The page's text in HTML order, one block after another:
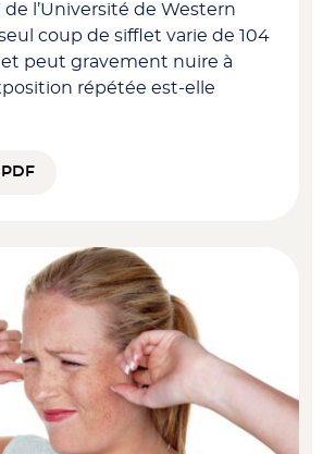
l’Université de Western
coup de sifflet varie de 104
et peut gravement nuire à
répétée est-elle
PDF